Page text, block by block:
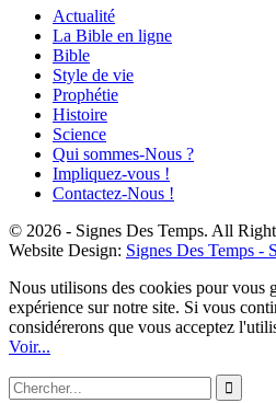
Actualité
La Bible en ligne
Bible
Style de vie
Prophétie
Histoire
Science
Qui sommes-Nous ?
Impliquez-vous !
Contactez-Nous !
© 2026 - Signes Des Temps. All
Website Design: Signes Des Temps -
Nous utilisons des cookies pour vous
expérience sur notre site. Si vous
considérerons que vous acceptez
Voir...